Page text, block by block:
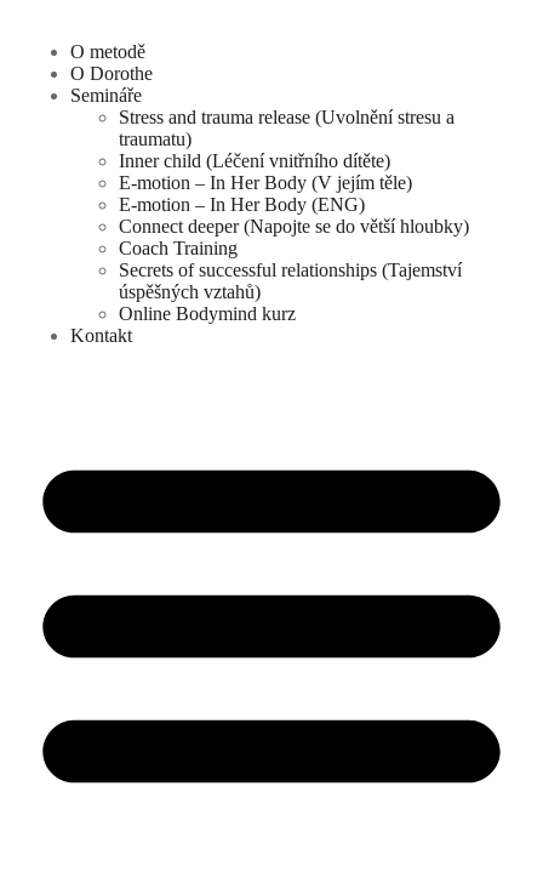
O metodě
O Dorothe
Semináře
Stress and trauma release (Uvolnění stresu a
traumatu)
Inner child (Léčení vnitřního dítěte)
E-motion – In Her Body (V jejím těle)
E-motion – In Her Body (ENG)
Connect deeper (Napojte se do větší hloubky)
Coach Training
Secrets of successful relationships (Tajemství
úspěšných vztahů)
Online Bodymind kurz
Kontakt